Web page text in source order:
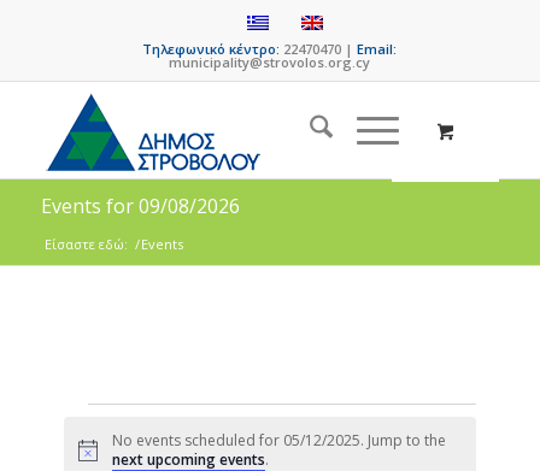
Τηλεφωνικό κέντρο: 22470470 |Email:
municipality@strovolos.org.cy
Events for 09/08/2026
Είσαστε εδώ: /Events
Notice
No events scheduled for 05/12/2025. Jump to the
next upcoming events.